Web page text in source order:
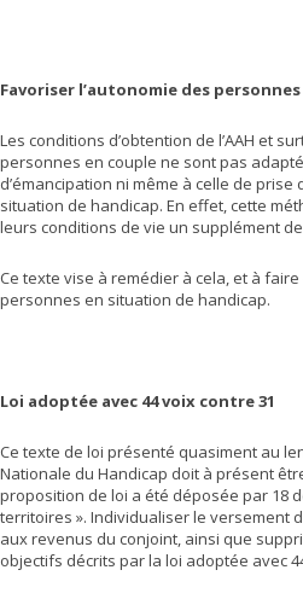
Favoriser l’autonomie des
Les conditions d’obtention de l’AAH et
personnes en couple ne sont pas
d’émancipation ni même à celle de
situation de handicap. En effet, cette
leurs conditions de vie un supplément
Ce texte vise à remédier à cela, et à
personnes en situation de handicap.
Loi adoptée avec 44 voix contre 31
Ce texte de loi présenté quasiment au
Nationale du Handicap doit à présent
proposition de loi a été déposée par 18
territoires ». Individualiser le versement
aux revenus du conjoint, ainsi que
objectifs décrits par la loi adoptée avec